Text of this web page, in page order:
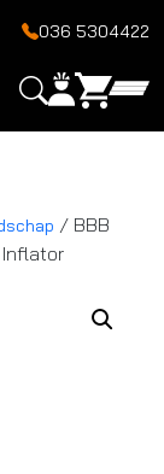
036 5304422
/ BBB